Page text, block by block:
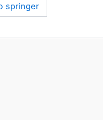
springer